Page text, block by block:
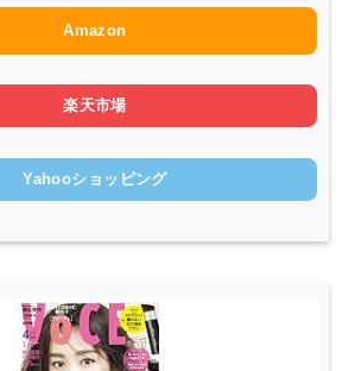
Amazon
楽天市場
Yahooショッピング